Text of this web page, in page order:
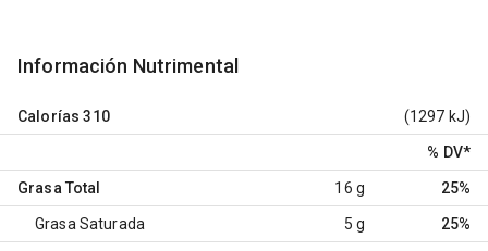
Información Nutrimental
Calorías 310 (1297 kJ)
% DV*
Grasa Total 16 g 25%
Grasa Saturada 5 g 25%